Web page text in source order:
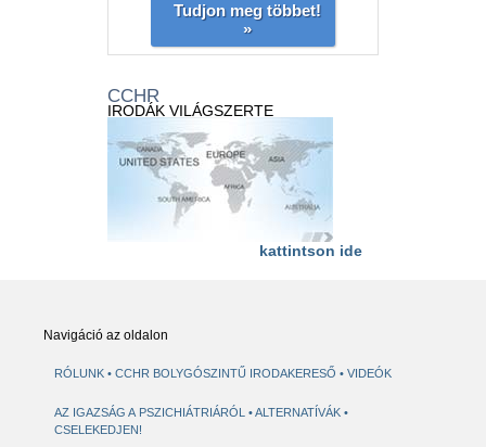
Tudjon meg többet!
»
CCHR
IRODÁK VILÁGSZERTE
kattintson ide
Navigáció az oldalon
RÓLUNK CCHR BOLYGÓSZINTŰ IRODAKERESŐ VIDEÓK
AZ IGAZSÁG A PSZICHIÁTRIÁRÓL ALTERNATÍVÁK
CSELEKEDJEN!